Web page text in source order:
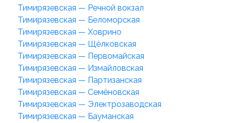
Тимирязевская — Речной вокзал
Тимирязевская — Беломорская
Тимирязевская — Ховрино
Тимирязевская — Щёлковская
Тимирязевская — Первомайская
Тимирязевская — Измайловская
Тимирязевская — Партизанская
Тимирязевская — Семёновская
Тимирязевская — Электрозаводская
Тимирязевская — Бауманская